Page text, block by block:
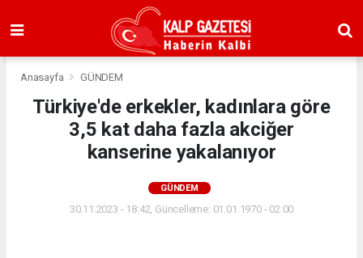
Anasayfa GÜNDEM
Türkiye'de erkekler, kadınlara göre
3,5 kat daha fazla akciğer
kanserine yakalanıyor
GÜNDEM
30.11.2023 - 18:42, Güncelleme: 01.01.1970 - 02:00